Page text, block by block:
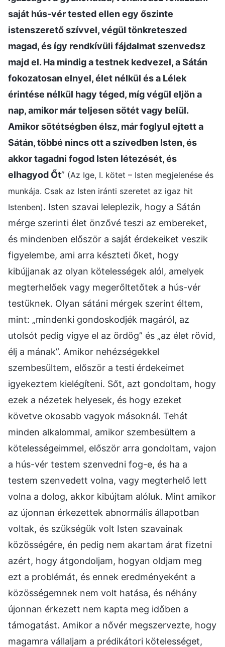
saját hús-vér tested ellen egy őszinte
istenszerető szívvel, végül tönkreteszed
magad, és így rendkívüli fájdalmat szenvedsz
majd el. Ha mindig a testnek kedvezel, a Sátán
fokozatosan elnyel, élet nélkül és a Lélek
érintése nélkül hagy téged, míg végül eljön a
nap, amikor már teljesen sötét vagy belül.
Amikor sötétségben élsz, már foglyul ejtett a
Sátán, többé nincs ott a szívedben Isten, és
akkor tagadni fogod Isten létezését, és
elhagyod Őt” (Az Ige, I. kötet – Isten megjelenése és
munkája. Csak az Isten iránti szeretet az igaz hit
Istenben). Isten szavai leleplezik, hogy a Sátán
mérge szerinti élet önzővé teszi az embereket,
és mindenben először a saját érdekeiket veszik
figyelembe, ami arra készteti őket, hogy
kibújjanak az olyan kötelességek alól, amelyek
megterhelőek vagy megerőltetőtek a hús-vér
testüknek. Olyan sátáni mérgek szerint éltem,
mint: „mindenki gondoskodjék magáról, az
utolsót pedig vigye el az ördög” és „az élet rövid,
élj a mának”. Amikor nehézségekkel
szembesültem, először a testi érdekeimet
igyekeztem kielégíteni. Sőt, azt gondoltam, hogy
ezek a nézetek helyesek, és hogy ezeket
követve okosabb vagyok másoknál. Tehát
minden alkalommal, amikor szembesültem a
kötelességeimmel, először arra gondoltam, vajon
a hús-vér testem szenvedni fog-e, és ha a
testem szenvedett volna, vagy megterhelő lett
volna a dolog, akkor kibújtam alóluk. Mint amikor
az újonnan érkezettek abnormális állapotban
voltak, és szükségük volt Isten szavainak
közösségére, én pedig nem akartam árat fizetni
azért, hogy átgondoljam, hogyan oldjam meg
ezt a problémát, és ennek eredményeként a
közösségemnek nem volt hatása, és néhány
újonnan érkezett nem kapta meg időben a
támogatást. Amikor a nővér megszervezte, hogy
magamra vállaljam a prédikátori kötelességet,